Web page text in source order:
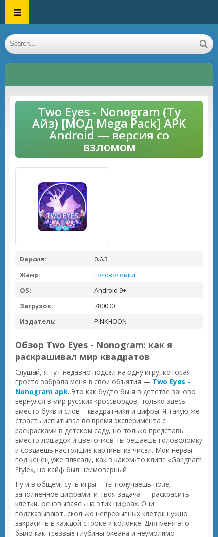
Two Eyes - Nonogram (Ту
Айз) [МОД Mega Pack] APK
Android — версия со
взломом
Версия:
0.6.3
Жанр:
Головоломки
OS:
Android 9+
Загрузок:
780000
Издатель:
PINKHOONI
Обзор Two Eyes - Nonogram: как я
раскрашивал мир квадратов
Слушай, я тут недавно подсел на одну игру, которая
просто забрала меня в свои объятия — Two Eyes -
Nonogram apk. Это как будто бы я в детстве заново
вернулся в мир русских кроссвордов, только здесь
вместо букв и слов – квадратники и цифры. Я такую же
страсть испытывал во время эксперимента с
раскрасками в детском саду, но только представь:
вместо лошадок и цветочков ты решаешь головоломку
и создаешь настоящие картины из чисел. Мои нервы
под конец уже плясали, как в каком-то клипе «Gangnam
Style», но кайф был неимоверный!
Ну и в общем, суть игры – ты получаешь поле,
заполненное цифрами, и твоя задача — раскрасить
клетки, основываясь на этих цифрах. Они
подсказывают, сколько непрерывных клеток нужно
закрасить в каждой строке и колонке. Для меня это
было как трезвые глубины океана и неумолимо